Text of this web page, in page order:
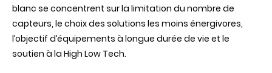
blanc se concentrent sur la limitation du nombre de
capteurs, le choix des solutions les moins énergivores,
l’objectif d’équipements à longue durée de vie et le
soutien à la High Low Tech.